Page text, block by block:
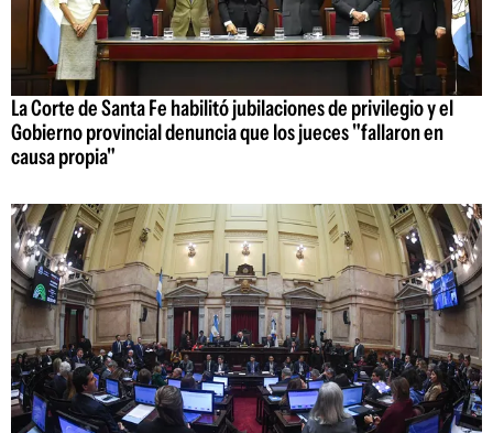
La Corte de Santa Fe habilitó jubilaciones de privilegio y el
Gobierno provincial denuncia que los jueces "fallaron en
causa propia"